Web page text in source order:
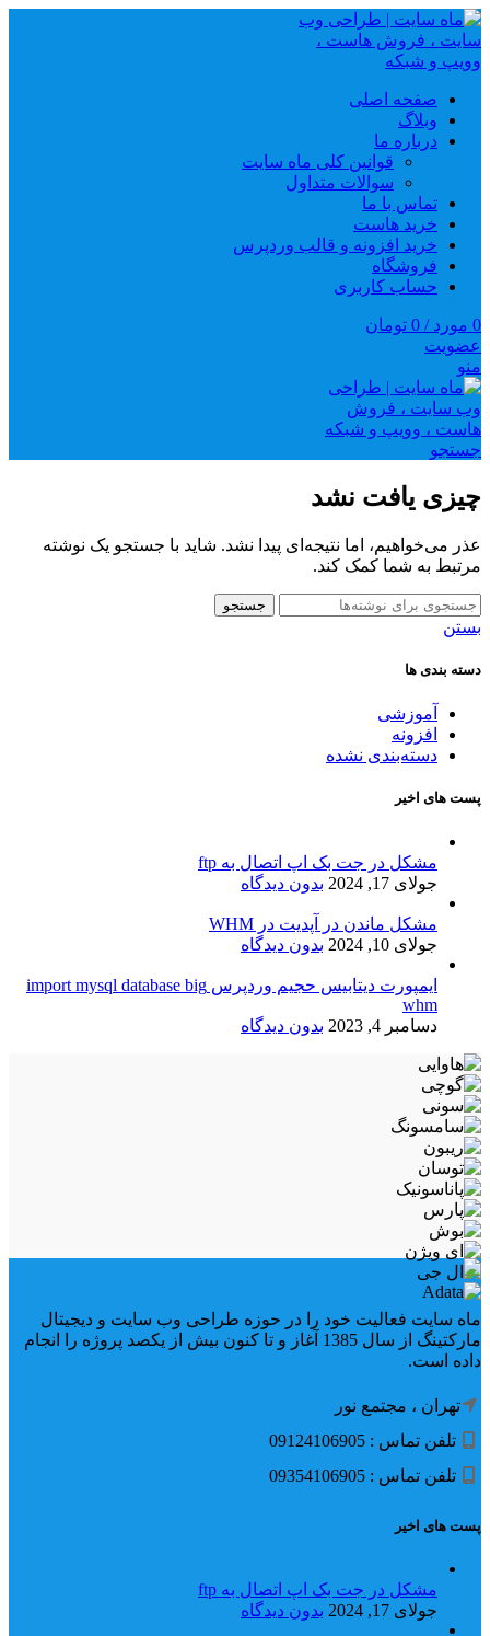
صفحه اصلی
وبلاگ
درباره ما
قوانین کلی ماه سایت
سوالات متداول
تماس با ما
خرید هاست
خرید افزونه و قالب وردپرس
فروشگاه
حساب کاربری
0 مورد /
0 تومان
عضویت
منو
جستجو
چیزی یافت نشد
عذر می‌خواهیم، اما نتیجه‌ای پیدا نشد. شاید با جستجو یک نوشته
مرتبط به شما کمک کند.
جستجو
بستن
دسته بندی ها
آموزشی
افزونه
دسته‌بندی نشده
پست های اخیر
مشکل در جت بک اپ اتصال به ftp
جولای 17, 2024
بدون دیدگاه
مشکل ماندن در آپدیت در WHM
جولای 10, 2024
بدون دیدگاه
ایمپورت دیتابیس حجیم وردپرس import mysql database big
whm
دسامبر 4, 2023
بدون دیدگاه
ماه سایت فعالیت خود را در حوزه طراحی وب سایت و دیجیتال
مارکتینگ از سال 1385 آغاز و تا کنون بیش از یکصد پروژه را انجام
داده است.
تهران ، مجتمع نور
تلفن تماس : 09124106905
تلفن تماس : 09354106905
پست های اخیر
مشکل در جت بک اپ اتصال به ftp
جولای 17, 2024
بدون دیدگاه